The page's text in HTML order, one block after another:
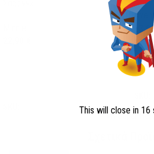
13,00
My Super
This will close in 15